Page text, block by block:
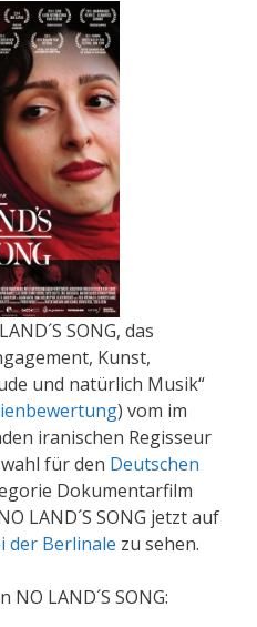
SONG, das
Kunst,
und natürlich Musik“
) vom im
iranischen Regisseur
für den Deutschen
Dokumentarfilm
LAND´S SONG jetzt auf
der Berlinale zu sehen.
LAND´S SONG: